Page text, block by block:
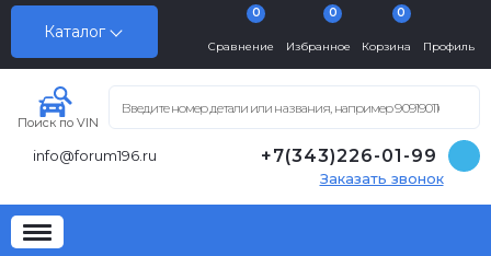
Каталог
Сравнение
0
Избранное
0
Корзина
0
Профиль
Поиск по VIN
info@forum196.ru +7(343)226-01-99
Заказать звонок